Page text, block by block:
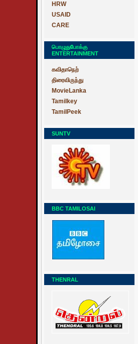
HRW
USAID
CARE
பொழுதுபோக்கு
ENTERTAINMENT
கவிதாநெற்
திரைவிருந்து
MovieLanka
Tamilkey
TamilPeek
SUNTV
BBC TAMILOSAI
THENRAL